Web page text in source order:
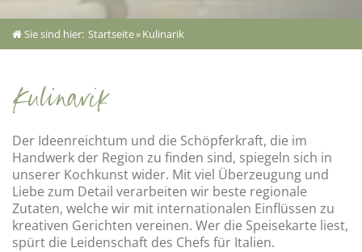
Sie sind hier: Startseite»Kulinarik
Kulinarik
Der Ideenreichtum und die Schöpferkraft, die im
Handwerk der Region zu finden sind, spiegeln sich in
unserer Kochkunst wider. Mit viel Überzeugung und
Liebe zum Detail verarbeiten wir beste regionale
Zutaten, welche wir mit internationalen Einflüssen zu
kreativen Gerichten vereinen. Wer die Speisekarte liest,
spürt die Leidenschaft des Chefs für Italien.